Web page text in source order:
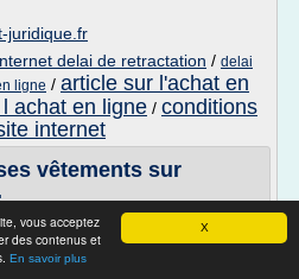
X
vous acceptez
des contenus et
En savoir plus
juridique.fr
delai de retractation / delai
ligne / article sur l'achat en
achat en ligne / conditions
internet
vêtements sur
mais prend de